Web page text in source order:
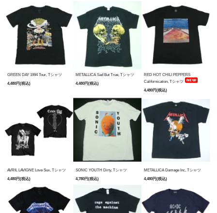
GREEN DAY 1994 Tour, Tシャツ
4,480円(税込)
METALLICA Sad But True, Tシャツ
4,480円(税込)
RED HOT CHILI PEPPERS
Californication, Tシャツ
4,480円(税込)
AVRIL LAVIGNE Love Sux, Tシャツ
4,480円(税込)
SONIC YOUTH Dirty, Tシャツ
4,780円(税込)
METALLICA Damage Inc, Tシャツ
4,480円(税込)